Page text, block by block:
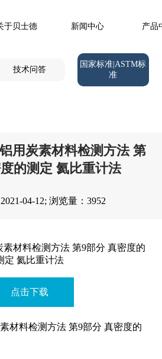
于贝士德 新闻中心 产品
技术问答
国家标准|ASTM标
准
用炭素材料检测方法 第
的测定 氦比重计法
04-12; 浏览量：3952
素材料检测方法 第9部分 真密度的
定 氦比重计法
点击下载
材料检测方法 第9部分 真密度的